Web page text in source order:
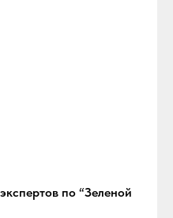
по “Зеленой